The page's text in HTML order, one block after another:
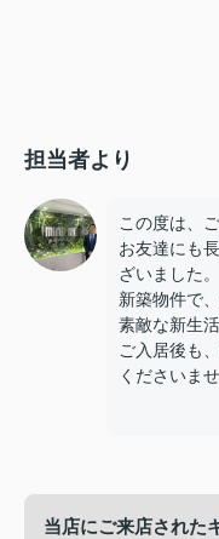
担当者より
この度は、
お友達にも
ざいました。
新築物件で
素敵な新生
ご入居後も
くださいませ
当店にご来店された